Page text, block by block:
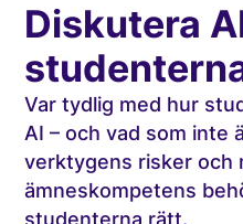
Diskutera
Var tydlig med hur
AI – och vad som inte
verktygens risker och
ämneskompetens